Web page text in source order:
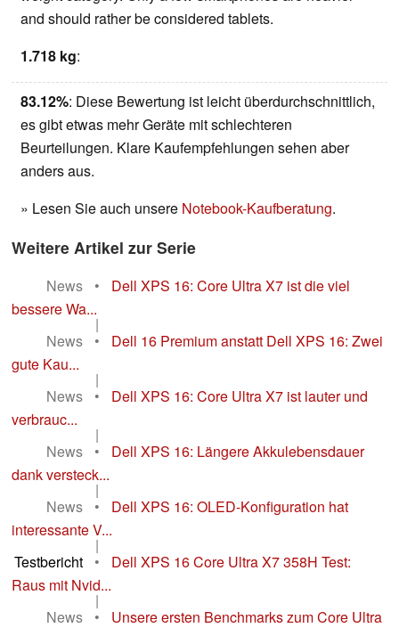
and should rather be considered tablets.
1.718 kg:
83.12%: Diese Bewertung ist leicht überdurchschnittlich,
es gibt etwas mehr Geräte mit schlechteren
Beurteilungen. Klare Kaufempfehlungen sehen aber
anders aus.
» Lesen Sie auch unsere Notebook-Kaufberatung.
Weitere Artikel zur Serie
News •
Dell XPS 16: Core Ultra X7 ist die viel
bessere Wa...
|
News
•
Dell 16 Premium anstatt Dell XPS 16: Zwei
gute Kau...
|
News
•
Dell XPS 16: Core Ultra X7 ist lauter und
verbrauc...
|
News
•
Dell XPS 16: Längere Akkulebensdauer
dank versteck...
|
News
•
Dell XPS 16: OLED-Konfiguration hat
interessante V...
|
Testbericht
•
Dell XPS 16 Core Ultra X7 358H Test:
Raus mit Nvid...
|
News
•
Unsere ersten Benchmarks zum Core Ultra